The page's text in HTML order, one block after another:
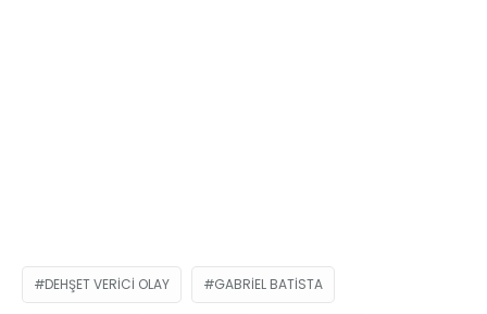
DEHŞET VERICI OLAY GABRIEL BATISTA